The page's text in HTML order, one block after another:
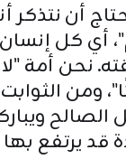
أن نتذكر
أي كل
نحن أمة
ومن الثوابت
قد يرتفع